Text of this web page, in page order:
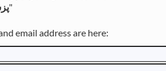
"
email address are here: